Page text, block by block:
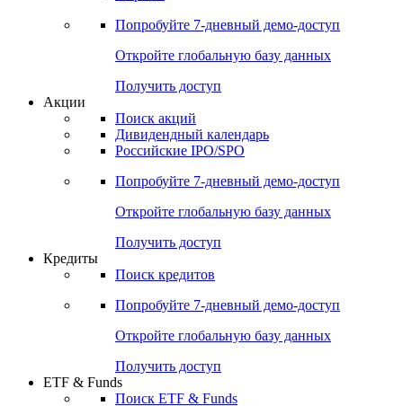
Cbonds Pages
Опросы
Попробуйте7-дневный
Откройте глобальную базу данных
Получить доступ
Поиск акций
Российские IPO/SPO
Попробуйте7-дневный
Откройте глобальную базу данных
Получить доступ
Поиск кредитов
Попробуйте7-дневный
Откройте глобальную базу данных